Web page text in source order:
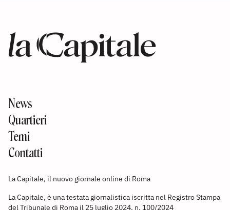
News
Quartieri
Temi
Contatti
La Capitale, il nuovo giornale online di Roma
La Capitale, è una testata giornalistica iscritta nel Registro Stampa
del Tribunale di Roma il 25 luglio 2024, n. 100/2024